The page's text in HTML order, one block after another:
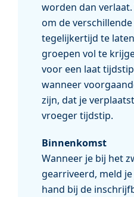
worden dan
om de
tegelijkertijd te
groepen vol te
voor een laat
wanneer
zijn, dat je
vroeger tijdstip.
Binnenkomst
Wanneer je bij het
gearriveerd, meld je
hand bij de